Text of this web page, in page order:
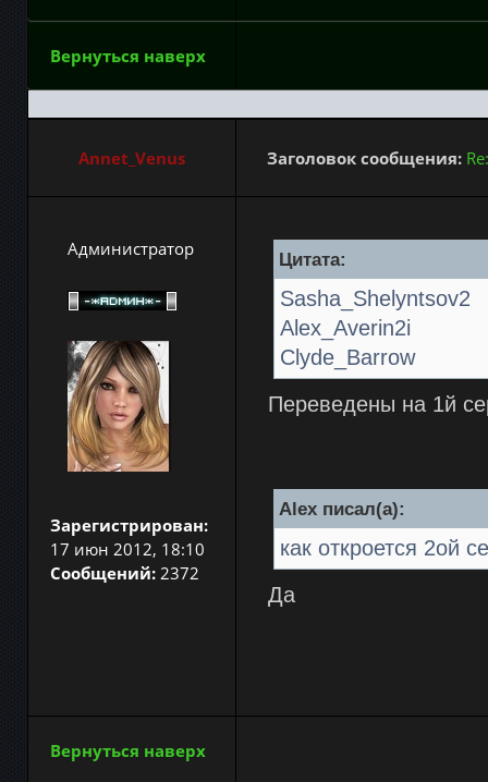
Вернуться наверх
Annet_Venus Заголовок сообщения:
Администратор
Зарегистрирован:
17 июн 2012, 18:10
Сообщений: 2372
Цитата:
Sasha_Shelyntsov2
Alex_Averin2i
Clyde_Barrow
Переведены на 1й
Alex писал(а):
как откроется 2ой
Да
Вернуться наверх